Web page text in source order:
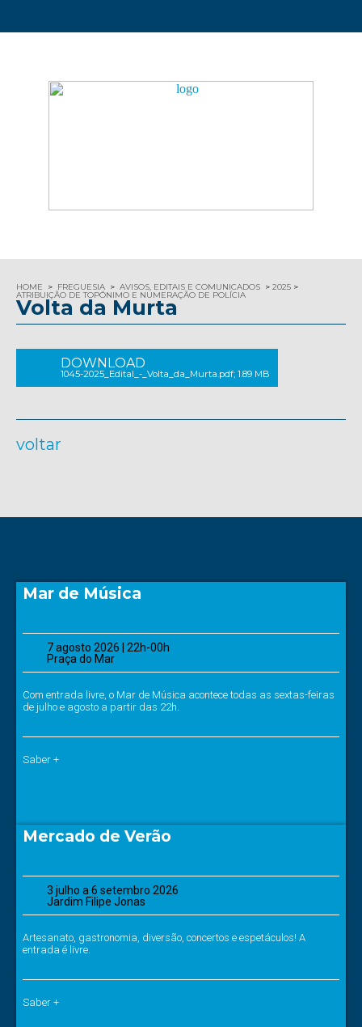
HOME FREGUESIA AVISOS, EDITAIS E COMUNICADOS 2025
ATRIBUIÇÃO DE TOPÓNIMO E NUMERAÇÃO DE POLÍCIA
Volta da Murta
DOWNLOAD
1045-2025_Edital_-_Volta_da_Murta.pdf; 1.89 MB
voltar
Mar de Música
7 agosto 2026 | 22h-00h
Praça do Mar
Com entrada livre, o Mar de Música acontece todas as sextas-feiras
de julho e agosto a partir das 22h.
Saber +
Mercado de Verão
3 julho a 6 setembro 2026
Jardim Filipe Jonas
Artesanato, gastronomia, diversão, concertos e espetáculos! A
entrada é livre.
Saber +